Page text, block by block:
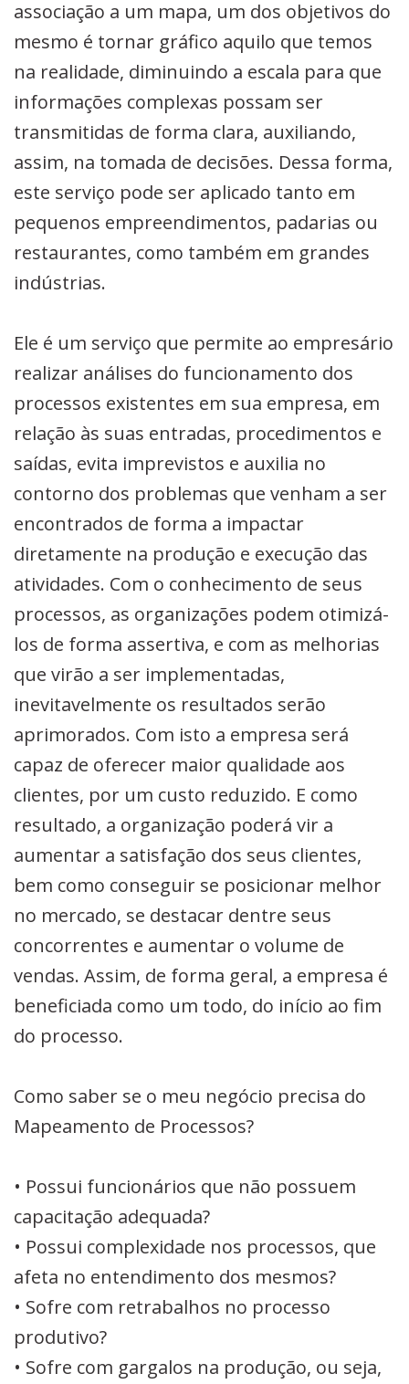
associação a um mapa, um dos objetivos do
mesmo é tornar gráfico aquilo que temos
na realidade, diminuindo a escala para que
informações complexas possam ser
transmitidas de forma clara, auxiliando,
assim, na tomada de decisões. Dessa forma,
este serviço pode ser aplicado tanto em
pequenos empreendimentos, padarias ou
restaurantes, como também em grandes
indústrias.
Ele é um serviço que permite ao empresário
realizar análises do funcionamento dos
processos existentes em sua empresa, em
relação às suas entradas, procedimentos e
saídas, evita imprevistos e auxilia no
contorno dos problemas que venham a ser
encontrados de forma a impactar
diretamente na produção e execução das
atividades. Com o conhecimento de seus
processos, as organizações podem otimizá-
los de forma assertiva, e com as melhorias
que virão a ser implementadas,
inevitavelmente os resultados serão
aprimorados. Com isto a empresa será
capaz de oferecer maior qualidade aos
clientes, por um custo reduzido. E como
resultado, a organização poderá vir a
aumentar a satisfação dos seus clientes,
bem como conseguir se posicionar melhor
no mercado, se destacar dentre seus
concorrentes e aumentar o volume de
vendas. Assim, de forma geral, a empresa é
beneficiada como um todo, do início ao fim
do processo.
Como saber se o meu negócio precisa do
Mapeamento de Processos?
• Possui funcionários que não possuem
capacitação adequada?
• Possui complexidade nos processos, que
afeta no entendimento dos mesmos?
• Sofre com retrabalhos no processo
produtivo?
• Sofre com gargalos na produção, ou seja,